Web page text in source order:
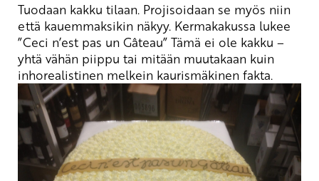
Tuodaan kakku tilaan. Projisoidaan se myös niin
että kauemmaksikin näkyy. Kermakakussa lukee
”Ceci n’est pas un Gâteau” Tämä ei ole kakku –
yhtä vähän piippu tai mitään muutakaan kuin
inhorealistinen melkein kaurismäkinen fakta.